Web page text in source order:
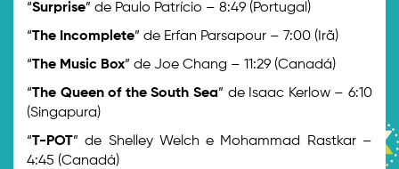
“Surprise” de Paulo Patrício – 8:49 (Portugal)
“The Incomplete” de Erfan Parsapour – 7:00 (Irã)
“The Music Box” de Joe Chang – 11:29 (Canadá)
“The Queen of the South Sea” de Isaac Kerlow – 6:10
(Singapura)
“T-POT” de Shelley Welch e Mohammad Rastkar –
4:45 (Canadá)